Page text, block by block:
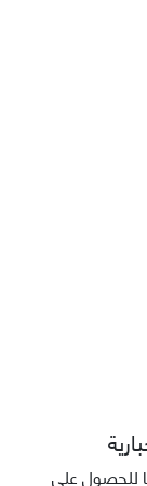
للحصول على